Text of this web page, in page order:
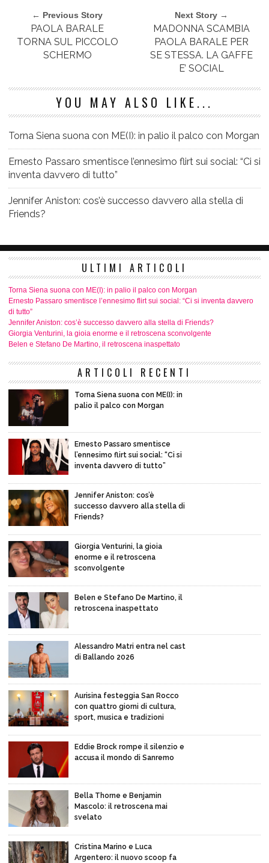
← Previous Story
PAOLA BARALE
TORNA SUL PICCOLO
SCHERMO
Next Story →
MADONNA SCAMBIA
PAOLA BARALE PER
SE STESSA. LA GAFFE
E’ SOCIAL
YOU MAY ALSO LIKE...
Torna Siena suona con ME(I): in palio il palco con Morgan
Ernesto Passaro smentisce l’ennesimo flirt sui social: “Ci si
inventa davvero di tutto”
Jennifer Aniston: cos’è successo davvero alla stella di
Friends?
ULTIMI ARTICOLI
Torna Siena suona con ME(I): in palio il palco con Morgan
Ernesto Passaro smentisce l’ennesimo flirt sui social: “Ci si inventa davvero
di tutto”
Jennifer Aniston: cos’è successo davvero alla stella di Friends?
Giorgia Venturini, la gioia enorme e il retroscena sconvolgente
Belen e Stefano De Martino, il retroscena inaspettato
ARTICOLI RECENTI
Torna Siena suona con ME(I): in
palio il palco con Morgan
Ernesto Passaro smentisce
l’ennesimo flirt sui social: “Ci si
inventa davvero di tutto”
Jennifer Aniston: cos’è
successo davvero alla stella di
Friends?
Giorgia Venturini, la gioia
enorme e il retroscena
sconvolgente
Belen e Stefano De Martino, il
retroscena inaspettato
Alessandro Matri entra nel cast
di Ballando 2026
Aurisina festeggia San Rocco
con quattro giorni di cultura,
sport, musica e tradizioni
Eddie Brock rompe il silenzio e
accusa il mondo di Sanremo
Bella Thorne e Benjamin
Mascolo: il retroscena mai
svelato
Cristina Marino e Luca
Argentero: il nuovo scoop fa